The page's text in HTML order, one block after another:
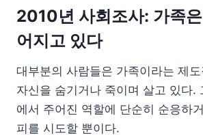
2010년 사회조사: 가족
어지고 있다
대부분의 사람들은 가족이라는 제
자신을 숨기거나 죽이며 살고 있다.
에서 주어진 역할에 단순히 순응하
피를 시도할 뿐이다.